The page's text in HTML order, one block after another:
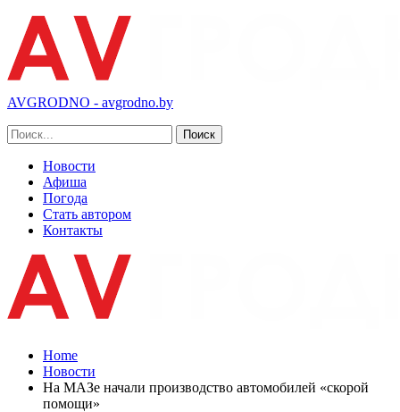
AVGRODNO - avgrodno.by
Новости
Афиша
Погода
Стать автором
Контакты
Home
Новости
На МАЗе начали производство автомобилей «скорой
помощи»